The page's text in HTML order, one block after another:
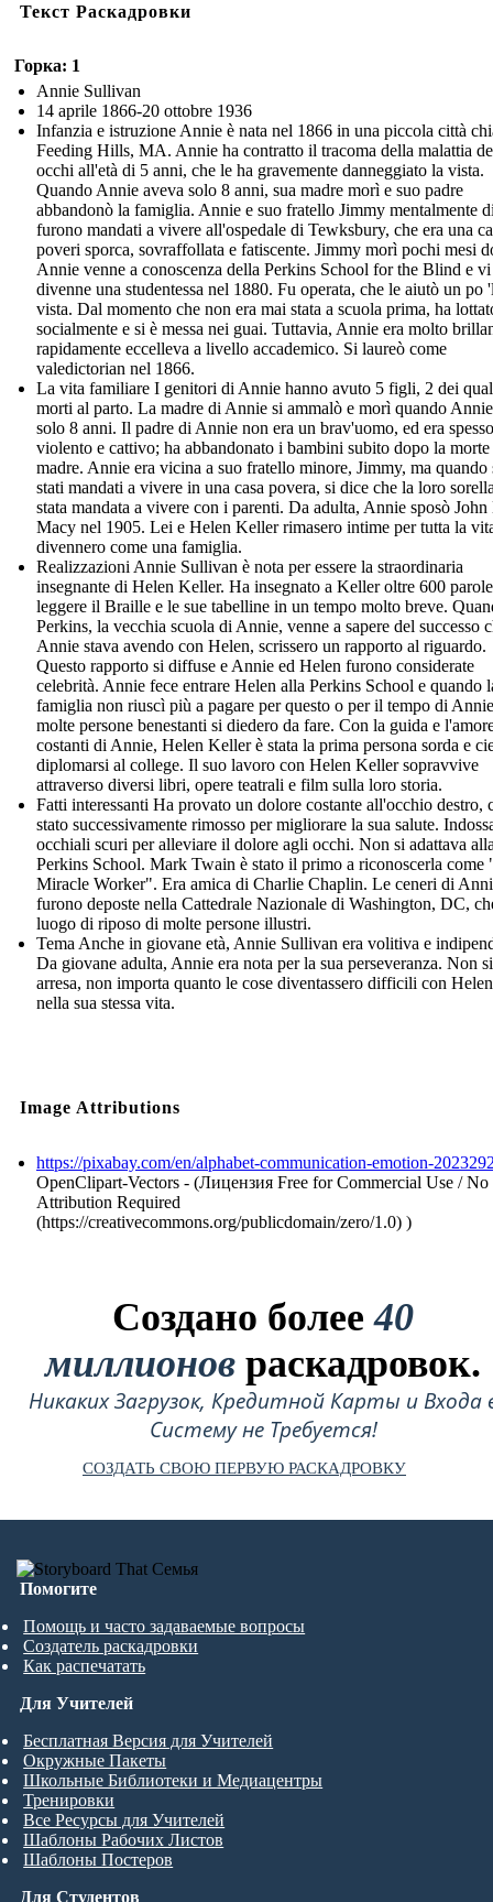
Текст Раскадровки
Горка: 1
Annie Sullivan
14 aprile 1866-20 ottobre 1936
Infanzia e istruzione Annie è nata nel 1866 in una piccola città
Feeding Hills, MA. Annie ha contratto il tracoma della malattia
occhi all'età di 5 anni, che le ha gravemente danneggiato la vista.
Quando Annie aveva solo 8 anni, sua madre morì e suo padre
abbandonò la famiglia. Annie e suo fratello Jimmy mentalmente
furono mandati a vivere all'ospedale di Tewksbury, che era una
poveri sporca, sovraffollata e fatiscente. Jimmy morì pochi mesi
Annie venne a conoscenza della Perkins School for the Blind e vi
divenne una studentessa nel 1880. Fu operata, che le aiutò un po
vista. Dal momento che non era mai stata a scuola prima, ha
socialmente e si è messa nei guai. Tuttavia, Annie era molto
rapidamente eccelleva a livello accademico. Si laureò come
valedictorian nel 1866.
La vita familiare I genitori di Annie hanno avuto 5 figli, 2 dei
morti al parto. La madre di Annie si ammalò e morì quando
solo 8 anni. Il padre di Annie non era un brav'uomo, ed era spesso
violento e cattivo; ha abbandonato i bambini subito dopo la
madre. Annie era vicina a suo fratello minore, Jimmy, ma quando
stati mandati a vivere in una casa povera, si dice che la loro
stata mandata a vivere con i parenti. Da adulta, Annie sposò John
Macy nel 1905. Lei e Helen Keller rimasero intime per tutta la
divennero come una famiglia.
Realizzazioni Annie Sullivan è nota per essere la straordinaria
insegnante di Helen Keller. Ha insegnato a Keller oltre 600
leggere il Braille e le sue tabelline in un tempo molto breve.
Perkins, la vecchia scuola di Annie, venne a sapere del successo
Annie stava avendo con Helen, scrissero un rapporto al riguardo.
Questo rapporto si diffuse e Annie ed Helen furono considerate
celebrità. Annie fece entrare Helen alla Perkins School e quando
famiglia non riuscì più a pagare per questo o per il tempo di
molte persone benestanti si diedero da fare. Con la guida e
costanti di Annie, Helen Keller è stata la prima persona sorda e
diplomarsi al college. Il suo lavoro con Helen Keller sopravvive
attraverso diversi libri, opere teatrali e film sulla loro storia.
Fatti interessanti Ha provato un dolore costante all'occhio destro,
stato successivamente rimosso per migliorare la sua salute.
occhiali scuri per alleviare il dolore agli occhi. Non si adattava
Perkins School. Mark Twain è stato il primo a riconoscerla come
Miracle Worker". Era amica di Charlie Chaplin. Le ceneri di
furono deposte nella Cattedrale Nazionale di Washington, DC,
luogo di riposo di molte persone illustri.
Tema Anche in giovane età, Annie Sullivan era volitiva e
Da giovane adulta, Annie era nota per la sua perseveranza. Non
arresa, non importa quanto le cose diventassero difficili con
nella sua stessa vita.
Image Attributions
https://pixabay.com/en/alphabet-communication-emotion-
OpenClipart-Vectors - (Лицензия Free for Commercial Use / No
Attribution Required
(https://creativecommons.org/publicdomain/zero/1.0) )
Создано более40
миллионов раскадровок.
Никаких Загрузок, Кредитной Карты и Входа
Систему не Требуется!
СОЗДАТЬ СВОЮ ПЕРВУЮ РАСКАДРОВКУ
Помогите
Помощь и часто задаваемые вопросы
Создатель раскадровки
Как распечатать
Для Студентов
Для Учителей
Бесплатная Версия для Учителей
Окружные Пакеты
Школьные Библиотеки и Медиацентры
Тренировки
Все Ресурсы для Учителей
Шаблоны Рабочих Листов
Шаблоны Постеров